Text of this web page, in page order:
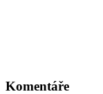
Komentáře